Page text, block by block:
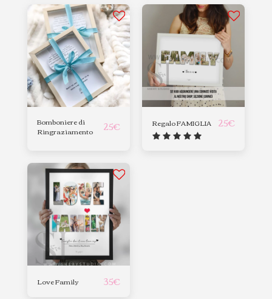
Bomboniere di
Ringraziamento
25€ Regalo FAMIGLIA 25€
Love Family 35€